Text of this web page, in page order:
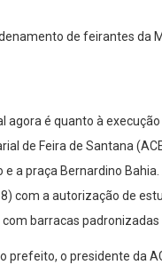
agora é quanto à
de Feira de Santana
a praça Bernardino
com a autorização de
barracas padronizadas
prefeito, o presidente da